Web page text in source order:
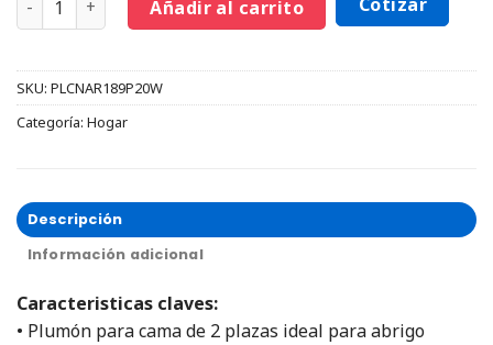
Añadir al carrito
SKU: PLCNAR189P20W
Categoría: Hogar
Descripción
Información adicional
Caracteristicas claves:
• Plumón para cama de 2 plazas ideal para abrigo